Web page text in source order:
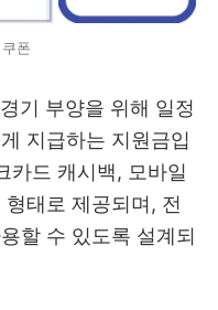
폰
기 부양을 위해 일정
지급하는 지원금입
카드 캐시백, 모바일
태로 제공되며, 전
할 수 있도록 설계되